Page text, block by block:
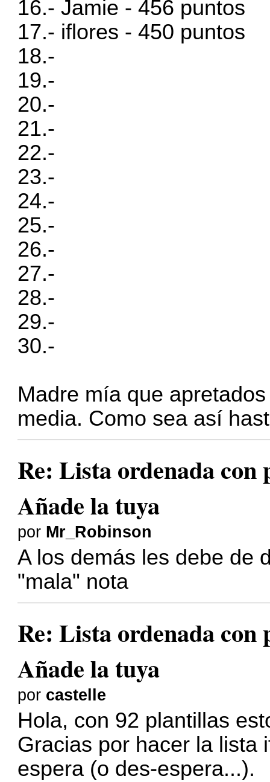
16.- Jamie - 456 puntos
17.- iflores - 450 puntos
18.-
19.-
20.-
21.-
22.-
23.-
24.-
25.-
26.-
27.-
28.-
29.-
30.-
Madre mía que
media. Como sea así
Re: Lista ordenada
Añade la tuya
por Mr_Robinson
A los demás les debe de
"mala" nota
Re: Lista ordenada
Añade la tuya
por castelle
Hola, con 92 plantillas
Gracias por hacer la lista
espera (o des-espera...).